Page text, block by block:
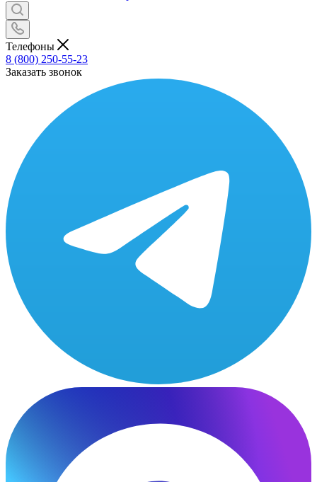
Телефоны
8 (800) 250-55-23
Заказать звонок